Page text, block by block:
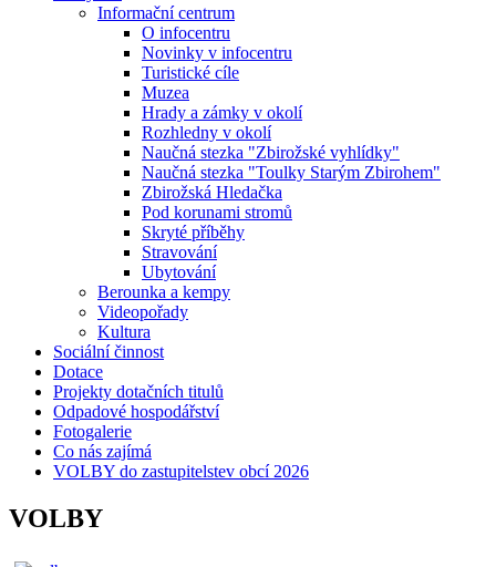
Informační centrum
O infocentru
Novinky v infocentru
Turistické cíle
Muzea
Hrady a zámky v okolí
Rozhledny v okolí
Naučná stezka "Zbirožské vyhlídky"
Naučná stezka "Toulky Starým Zbirohem"
Zbirožská Hledačka
Pod korunami stromů
Skryté příběhy
Stravování
Ubytování
Berounka a kempy
Videopořady
Kultura
Sociální činnost
Dotace
Projekty dotačních titulů
Odpadové hospodářství
Fotogalerie
Co nás zajímá
VOLBY do zastupitelstev obcí 2026
VOLBY